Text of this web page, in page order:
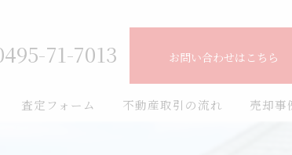
71-7013 お問い合わせはこちら
査定フォーム 不動産取引の流れ 売却事